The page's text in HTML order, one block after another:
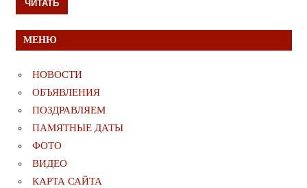
ЧИТАТЬ
МЕНЮ
НОВОСТИ
ОБЪЯВЛЕНИЯ
ПОЗДРАВЛЯЕМ
ПАМЯТНЫЕ ДАТЫ
ФОТО
ВИДЕО
КАРТА САЙТА